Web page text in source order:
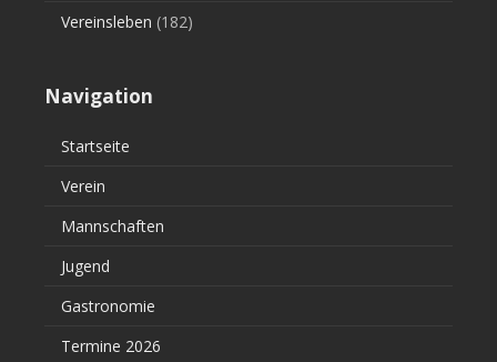
Vereinsleben (182)
Navigation
Startseite
Verein
Mannschaften
Jugend
Gastronomie
Termine 2026